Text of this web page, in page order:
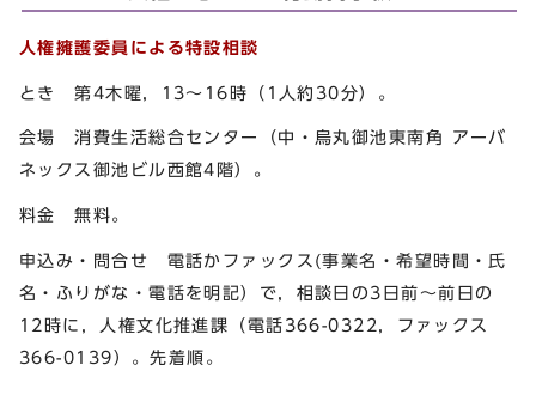
人権擁護委員による特設相談
とき 第4木曜，13～16時（1人約30分）。
会場 消費生活総合センター（中・烏丸御池東南角 アーバ
ネックス御池ビル西館4階）。
料金 無料。
申込み・問合せ 電話かファックス(事業名・希望時間・氏
名・ふりがな・電話を明記）で，相談日の3日前～前日の
12時に，人権文化推進課（電話366-0322，ファックス
366-0139）。先着順。